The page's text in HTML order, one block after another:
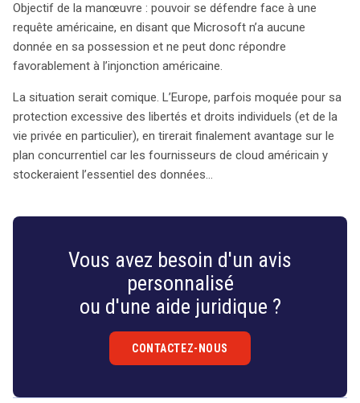
Objectif de la manœuvre : pouvoir se défendre face à une
requête américaine, en disant que Microsoft n’a aucune
donnée en sa possession et ne peut donc répondre
favorablement à l’injonction américaine.
La situation serait comique. L’Europe, parfois moquée pour sa
protection excessive des libertés et droits individuels (et de la
vie privée en particulier), en tirerait finalement avantage sur le
plan concurrentiel car les fournisseurs de cloud américain y
stockeraient l’essentiel des données…
Vous avez besoin d'un avis
personnalisé
ou d'une aide juridique ?
CONTACTEZ-NOUS